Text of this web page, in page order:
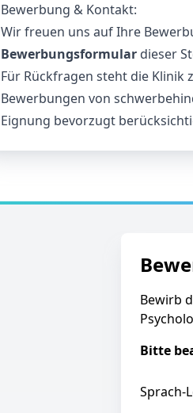
Bewerbung & Kontakt:
Wir freuen uns auf Ihre
Bewerbungsformular dieser
Für Rückfragen steht die Klinik
Bewerbungen von
Eignung bevorzugt
Bewirb
Bitte
Sprach-